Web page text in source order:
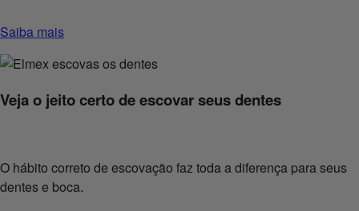
Saiba mais
Veja o jeito certo de escovar seus dentes
O hábito correto de escovação faz toda a diferença para seus
dentes e boca.